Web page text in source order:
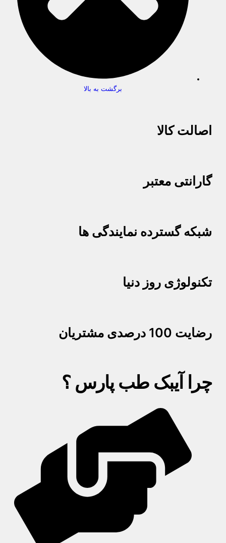
برگشت به بالا
اصالت کالا
گارانتی معتبر
شبکه گسترده نمایندگی ها
تکنولوژی روز دنیا
رضایت 100 درصدی مشتریان
چرا آیبک طب پارس ؟